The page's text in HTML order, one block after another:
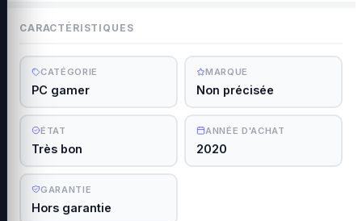
CARACTÉRISTIQUES
CATÉGORIE
PC gamer
MARQUE
Non précisée
ÉTAT
Très bon
ANNÉE D'ACHAT
2020
GARANTIE
Hors garantie